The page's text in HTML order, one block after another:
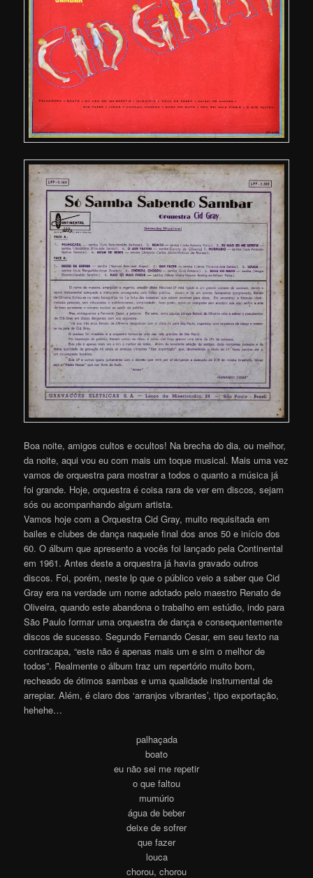
Boa noite, amigos cultos e ocultos! Na brecha do dia, ou melhor,
da noite, aqui vou eu com mais um toque musical. Mais uma vez
vamos de orquestra para mostrar a todos o quanto a música já
foi grande. Hoje, orquestra é coisa rara de ver em discos, sejam
sós ou acompanhando algum artista.
Vamos hoje com a Orquestra Cid Gray, muito requisitada em
bailes e clubes de dança naquele final dos anos 50 e início dos
60. O álbum que apresento a vocês foi lançado pela Continental
em 1961. Antes deste a orquestra já havia gravado outros
discos. Foi, porém, neste lp que o público veio a saber que Cid
Gray era na verdade um nome adotado pelo maestro Renato de
Oliveira, quando este abandona o trabalho em estúdio, indo para
São Paulo formar uma orquestra de dança e consequentemente
discos de sucesso. Segundo Fernando Cesar, em seu texto na
contracapa, “este não é apenas mais um e sim o melhor de
todos”. Realmente o álbum traz um repertório muito bom,
recheado de ótimos sambas e uma qualidade instrumental de
arrepiar. Além, é claro dos ‘arranjos vibrantes’, tipo exportação,
hehehe…
palhaçada
boato
eu não sei me repetir
o que faltou
mumúrio
água de beber
deixe de sofrer
que fazer
louca
chorou, chorou